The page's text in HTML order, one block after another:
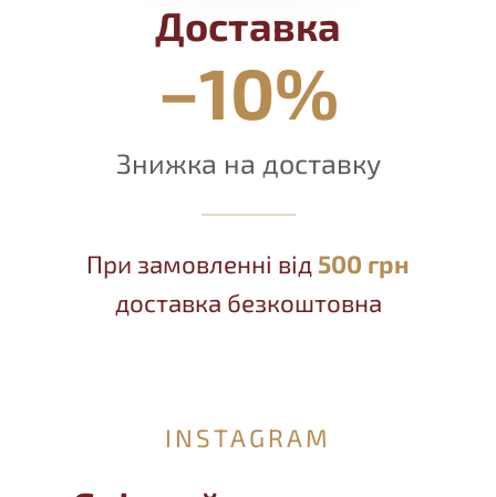
Доставка
−10%
Знижка на доставку
При замовленні від 500 грн
доставка безкоштовна
INSTAGRAM